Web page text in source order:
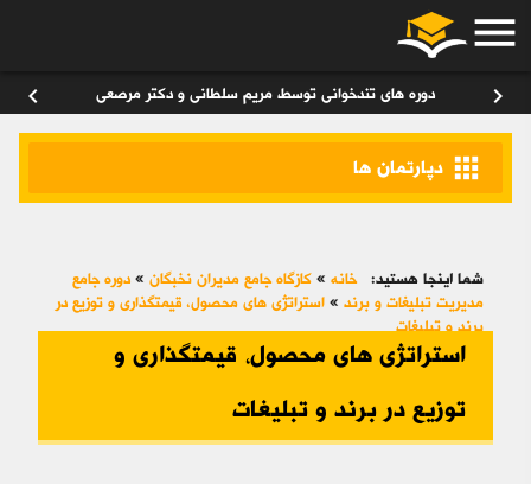
menu
chevron_right دوره های تندخوانی توسط مریم سلطانی و دکتر مرصعی chevron_left
apps دپارتمان ها
شما اینجا هستید: خانه » کازگاه جامع مدیران نخبگان » دوره جامع
مدیریت تبلیغات و برند » استراتژی های محصول، قیمتگذاری و توزیع در
برند و تبلیغات
استراتژی های محصول، قیمتگذاری و
توزیع در برند و تبلیغات